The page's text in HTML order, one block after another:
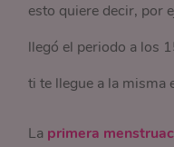
esto quiere decir, por
llegó el periodo a los
ti te llegue a la misma
La primera